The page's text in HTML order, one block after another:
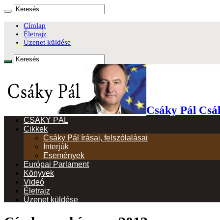
Címlap
Életrajz
Üzenet küldése
Csáky Pál
CSÁKY PÁL
Cikkek
Csáky Pál írásai, felszólalásai
Interjúk
Események
Európai Parlament
Könyvek
Videó
Életrajz
Üzenet küldése